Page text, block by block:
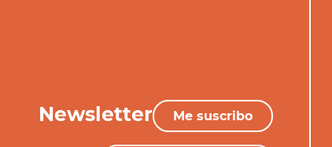
Newsletter Me suscribo